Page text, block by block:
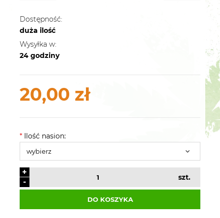
Dostępność:
duża ilość
Wysyłka w:
24 godziny
20,00 zł
* Ilość nasion:
-
+
szt.
DO KOSZYKA